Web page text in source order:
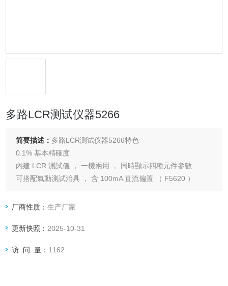
多路LCR测试仪器5266
简要描述： 多路LCR测试仪器5266特色
0.1% 基本精確度
內建 LCR 測試儀 ， 一機兩用 ， 同時顯示四種元件參數
可搭配氣動測試治具 ， 含 100mA 直流偏置 （ F5620 ）
USB Host 可存取設定檔案 、 測試資料和畫面擷取圖片
適用於各種元件進料 、 檢驗 、 品保等檢測領域
厂商性质：生产厂家
更新快照： 2025-10-31
访 问 量： 1162